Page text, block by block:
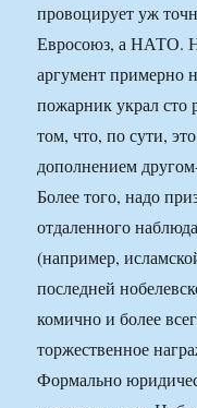
провоцирует уж
Евросоюз, а НАТО.
аргумент примерно
пожарник украл сто
том, что, по сути,
дополнением
Более того, надо
отдаленного
(например,
последней
комично и более
торжественное
Формально